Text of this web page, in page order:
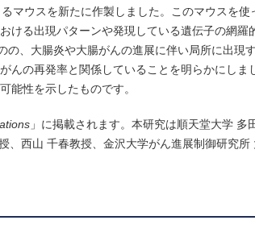
マウスを新たに作製しました。このマウスを
ける出現パターンや発現している遺伝子の網羅
、大腸炎や大腸がんの進展に伴い局所に出現
んの再発率と関係していることを明らかにしま
能性を示したものです。
」に掲載されます。本研究は順天堂大学 多
西山 千春教授、金沢大学がん進展制御研究